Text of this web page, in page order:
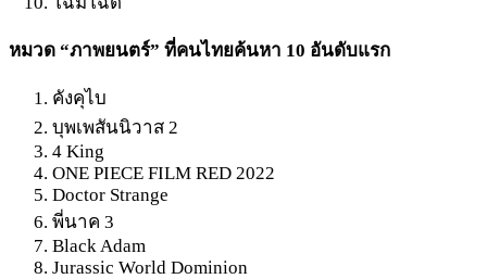
หมวด “ภาพยนตร์” ที่คนไทยค้นหา 10 อันดับแรก
คังคุไบ
บุพเพสันนิวาส 2
4 King
ONE PIECE FILM RED 2022
Doctor Strange
พี่นาค 3
Black Adam
Jurassic World Dominion